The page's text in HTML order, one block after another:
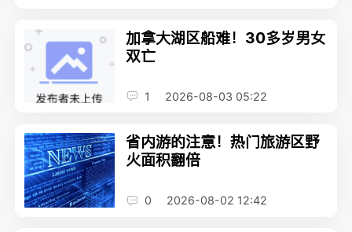
加拿大湖区船难！30多岁男女
双亡
1 2026-08-03 05:22
省内游的注意！热门旅游区野
火面积翻倍
0 2026-08-02 12:42